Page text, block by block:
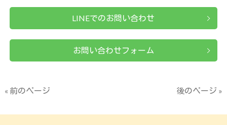
LINEでのお問い合わせ
お問い合わせフォーム
« 前のページ 後のページ »